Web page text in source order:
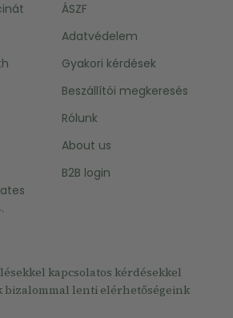
ÁSZF
Adatvédelem
Gyakori kérdések
Beszállítói megkeresés
Rólunk
About us
B2B login
kapcsolatos kérdésekkel
lenti elérhetőségeink